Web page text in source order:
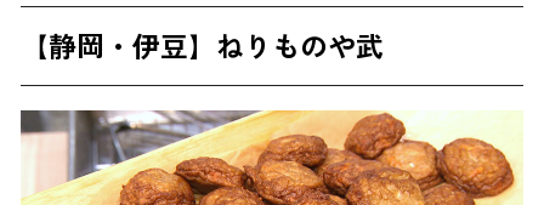
【静岡・伊豆】ねりものや武